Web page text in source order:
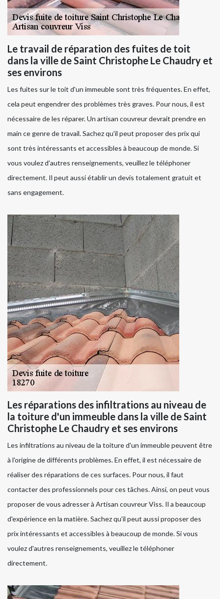
Le travail de réparation des fuites de toit
dans la ville de Saint Christophe Le Chaudry et
ses environs
Les fuites sur le toit d'un immeuble sont très fréquentes. En effet,
cela peut engendrer des problèmes très graves. Pour nous, il est
nécessaire de les réparer. Un artisan couvreur devrait prendre en
main ce genre de travail. Sachez qu'il peut proposer des prix qui
sont très intéressants et accessibles à beaucoup de monde. Si
vous voulez d'autres renseignements, veuillez le téléphoner
directement. Il peut aussi établir un devis totalement gratuit et
sans engagement.
Les réparations des infiltrations au niveau de
la toiture d'un immeuble dans la ville de Saint
Christophe Le Chaudry et ses environs
Les infiltrations au niveau de la toiture d'un immeuble peuvent être
à l'origine de différents problèmes. En effet, il est nécessaire de
réaliser des réparations de ces surfaces. Pour nous, il faut
contacter des professionnels pour ces tâches. Ainsi, on peut vous
proposer de vous adresser à Artisan couvreur Viss. Il a beaucoup
d'expérience en la matière. Sachez qu'il peut aussi proposer des
prix intéressants et accessibles à beaucoup de monde. Si vous
voulez d'autres renseignements, veuillez le téléphoner
directement.